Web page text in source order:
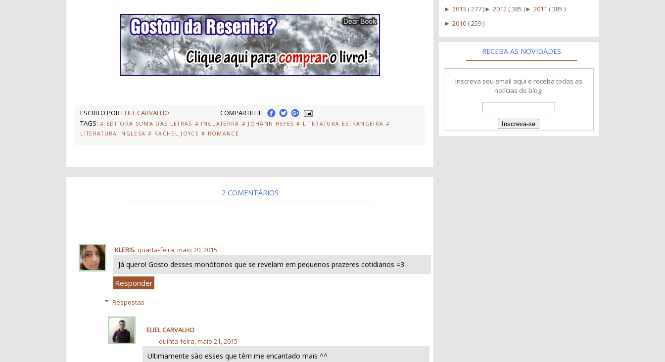
ESCRITO PORELIEL CARVALHO
COMPARTILHE:
TAGS: # EDITORA SUMA DAS LETRAS # INGLATERRA # JOHANN HEYES # LITERATURA ESTRANGEIRA #
LITERATURA INGLESA # RACHEL JOYCE # ROMANCE
2 COMENTÁRIOS
KLERIS quarta-feira, maio 20, 2015
Já quero! Gosto desses monótonos que se revelam em pequenos prazeres cotidianos =3
Responder
Respostas
ELIEL CARVALHO
quinta-feira, maio 21, 2015
Ultimamente são esses que têm me encantado mais ^^
►2013 ( 277 )►2012 ( 385 )►2011 ( 385 )
►2010 ( 259 )
RECEBA AS NOVIDADES
Inscreva seu email aqui e receba todas as
notícias do blog!